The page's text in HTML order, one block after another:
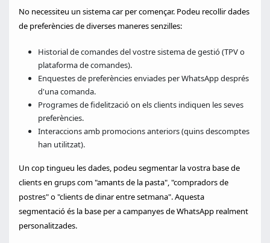
No necessiteu un sistema car per començar. Podeu recollir dades
de preferències de diverses maneres senzilles:
Historial de comandes del vostre sistema de gestió (TPV o
plataforma de comandes).
Enquestes de preferències enviades per WhatsApp després
d'una comanda.
Programes de fidelització on els clients indiquen les seves
preferències.
Interaccions amb promocions anteriors (quins descomptes
han utilitzat).
Un cop tingueu les dades, podeu segmentar la vostra base de
clients en grups com "amants de la pasta", "compradors de
postres" o "clients de dinar entre setmana". Aquesta
segmentació és la base per a campanyes de WhatsApp realment
personalitzades.